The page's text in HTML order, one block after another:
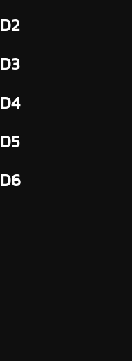
D2
D3
D4
D5
D6